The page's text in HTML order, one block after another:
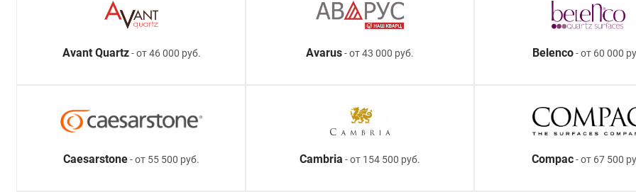
Avant Quartz- от 46 000 руб. Avarus- от 43 000 руб. Belenco- от 60 000
Caesarstone- от 55 500 руб. Cambria - от 154 500 руб. Compac- от 67 500